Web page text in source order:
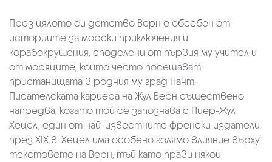
През цялото си детство Верн е обсебен от
историите за морски приключения и
корабокрушения, споделени от първия му учител и
от моряците, които често посещават
пристанищата в родния му град Нант.
Писателската кариера на Жул Верн съществено
напредва, когато той се запознава с Пиер-Жул
Хецел, един от най-известните френски издатели
през XIX в. Хецел има особено голямо влияние върху
текстовете на Верн, тъй като прави някои